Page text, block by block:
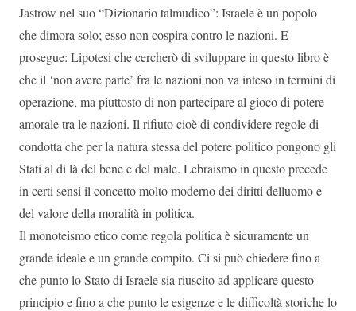
Jastrow nel suo “Dizionario talmudico”: Israele è un popolo
che dimora solo; esso non cospira contro le nazioni. E
prosegue: Lipotesi che cercherò di sviluppare in questo libro è
che il ‘non avere parte’ fra le nazioni non va inteso in termini di
operazione, ma piuttosto di non partecipare al gioco di potere
amorale tra le nazioni. Il rifiuto cioè di condividere regole di
condotta che per la natura stessa del potere politico pongono gli
Stati al di là del bene e del male. Lebraismo in questo precede
in certi sensi il concetto molto moderno dei diritti delluomo e
del valore della moralità in politica.
Il monoteismo etico come regola politica è sicuramente un
grande ideale e un grande compito. Ci si può chiedere fino a
che punto lo Stato di Israele sia riuscito ad applicare questo
principio e fino a che punto le esigenze e le difficoltà storiche lo